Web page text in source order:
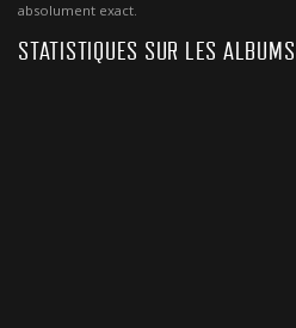
absolument exact.
STATISTIQUES SUR LES ALBUMS